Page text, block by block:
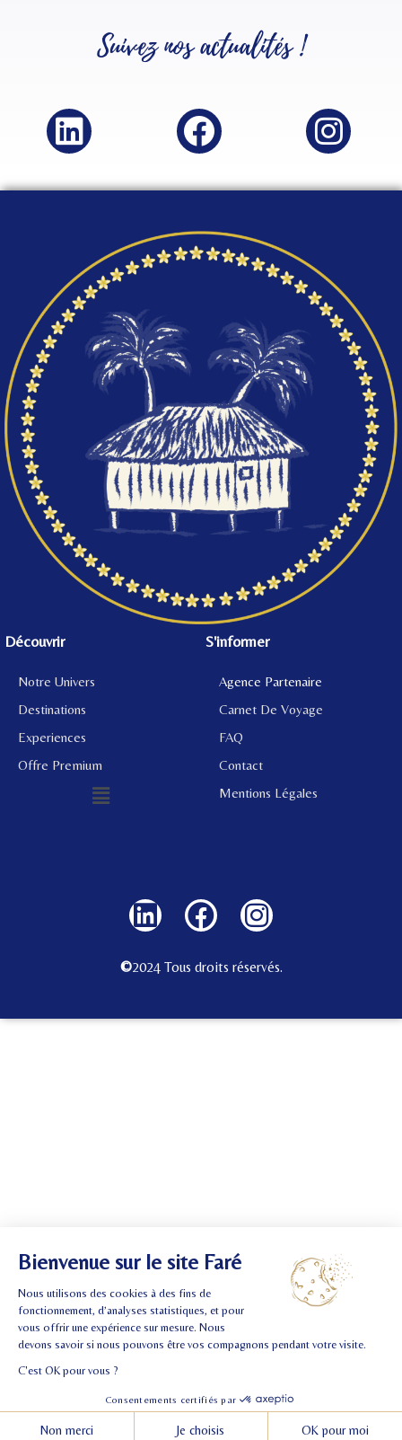
Suivez nosactualités !
Découvrir
Notre Univers
Destinations
Experiences
Offre Premium
S'informer
Agence Partenaire
Carnet De Voyage
FAQ
Contact
Mentions Légales
©2024 Tous droits réservés.